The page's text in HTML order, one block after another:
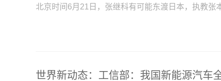
北京时间6月21日，张继科有可能东渡日本，执教张